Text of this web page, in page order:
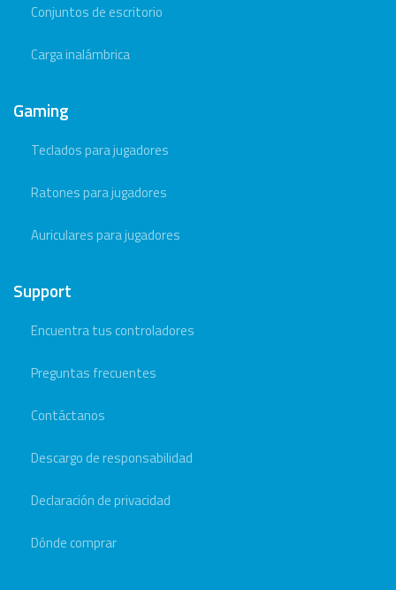
Conjuntos de escritorio
Carga inalámbrica
Gaming
Teclados para jugadores
Ratones para jugadores
Auriculares para jugadores
Support
Encuentra tus controladores
Preguntas frecuentes
Contáctanos
Descargo de responsabilidad
Declaración de privacidad
Dónde comprar